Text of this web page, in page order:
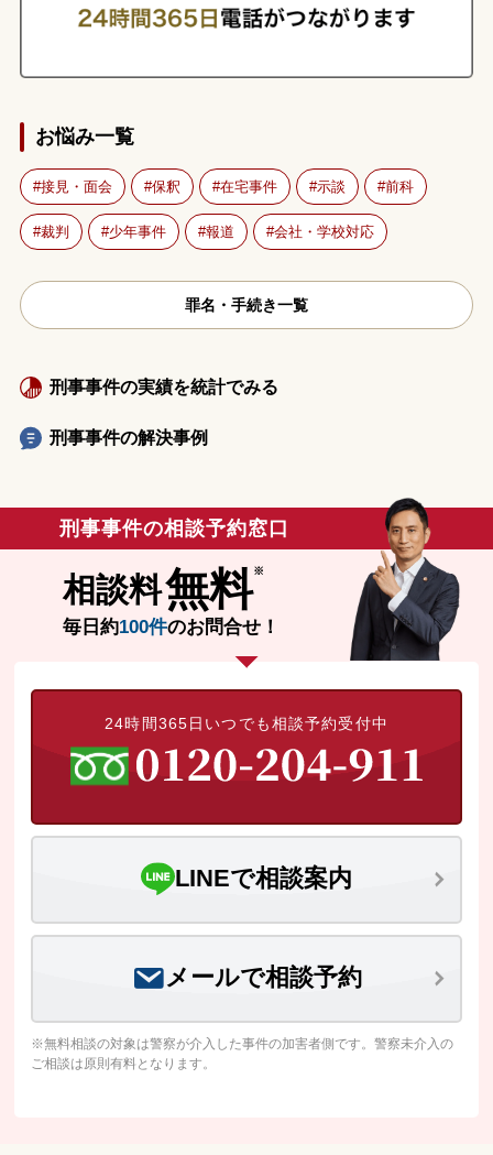
お悩み一覧
接見・面会 保釈 在宅事件 示談 前科
裁判 少年事件 報道 会社・学校対応
罪名・手続き一覧
刑事事件の実績を統計でみる
刑事事件の解決事例
刑事事件の相談予約窓口
相談料無料
毎日約100件のお問合せ！
24時間365日いつでも相談予約受付中
LINEで相談案内
メールで相談予約
※無料相談の対象は警察が介入した事件の加害者側です。警察未介入の
ご相談は原則有料となります。